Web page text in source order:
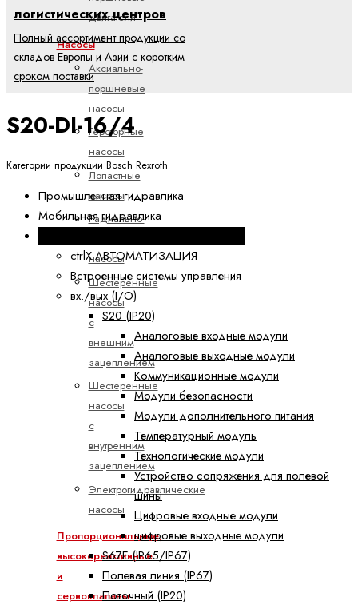
двигатели
Насосы
Аксиально-
поршневые
насосы
Героторные
насосы
Лопастные
насосы
Радиально-
насосы
Шестеренные
насосы
с
внешним
зацеплением
Шестеренные
насосы
с
внутренним
зацеплением
Электрогидравлические
насосы
Пропорциональные,
высокореактивные
и
сервоклапаны
логистических центров
Полный ассортимент продукции со
складов Европы и Азии с коротким
сроком поставки
S20-DI-16/4
Категории продукции Bosch Rexroth
Промышленная гидравлика
Мобильная гидравлика
ctrlX АВТОМАТИЗАЦИЯ
Встроенные системы управления
вх./вых (I/O)
S20 (IP20)
Аналоговые входные модули
Аналоговые выходные модули
Коммуникационные модули
Модули безопасности
Модули дополнительного питания
Температурный модуль
Технологические модули
Устройство сопряжения для полевой
шины
Цифровые входные модули
цифровые выходные модули
S67E (IP65/IP67)
Полевая линия (IP67)
Поточный (IP20)